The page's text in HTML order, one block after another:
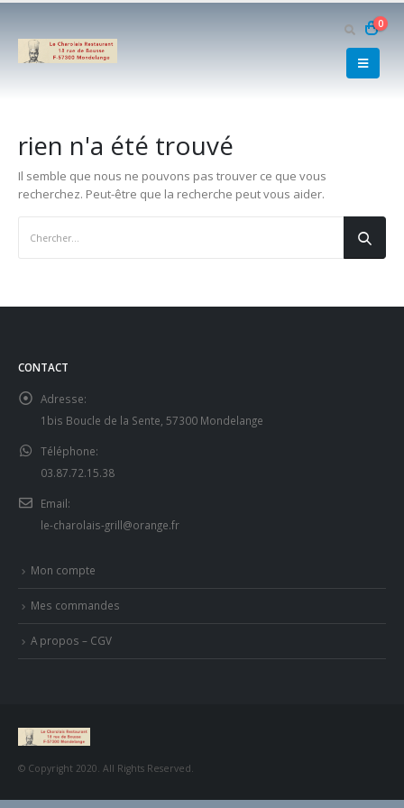
0
rien n'a été trouvé
Il semble que nous ne pouvons pas trouver ce que vous
recherchez. Peut-être que la recherche peut vous aider.
CONTACT
Adresse:
1bis Boucle de la Sente, 57300 Mondelange
Téléphone:
03.87.72.15.38
Email:
le-charolais-grill@orange.fr
Mon compte
Mes commandes
A propos – CGV
© Copyright 2020. All Rights Reserved.